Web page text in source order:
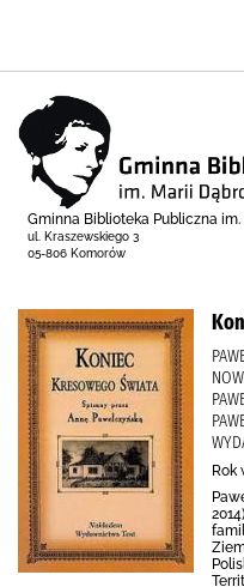
Gminna Biblioteka Publiczna
ul. Kraszewskiego 3
05-806 Komorów
Rok